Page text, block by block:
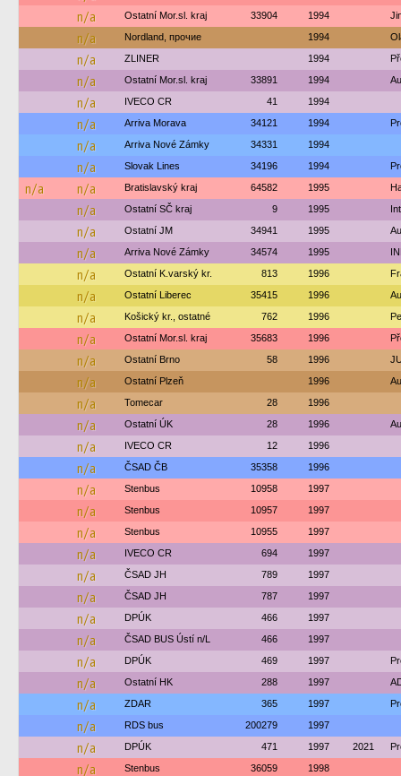
n/a
Ostatní Mor.sl. kraj 33904 1994
n/a Nordland, прочие 1994
n/a ZLINER 1994
n/a Ostatní Mor.sl. kraj 33891 1994
n/a IVECO CR 41 1994
n/a Arriva Morava 34121 1994
n/a Arriva Nové Zámky 34331 1994
n/a Slovak Lines 34196 1994
n/a n/a Bratislavský kraj 64582 1995
n/a Ostatní SČ kraj 9 1995
n/a Ostatní JM 34941 1995
n/a Arriva Nové Zámky 34574 1995
n/a Ostatní K.varský kr. 813 1996
n/a Ostatní Liberec 35415 1996
n/a Košický kr., ostatné 762 1996
n/a Ostatní Mor.sl. kraj 35683 1996
n/a Ostatní Brno 58 1996
n/a Ostatní Plzeň 1996
n/a Tomecar 28 1996
n/a Ostatní ÚK 28 1996
n/a IVECO CR 12 1996
n/a ČSAD ČB 35358 1996
n/a Stenbus 10958 1997
n/a Stenbus 10957 1997
n/a Stenbus 10955 1997
n/a IVECO CR 694 1997
n/a ČSAD JH 789 1997
n/a ČSAD JH 787 1997
n/a DPÚK 466 1997
n/a ČSAD BUS Ústí n/L 466 1997
n/a DPÚK 469 1997
n/a Ostatní HK 288 1997
n/a ZDAR 365 1997
n/a RDS bus 200279 1997
n/a DPÚK 471 1997 2021
n/a Stenbus 36059 1998